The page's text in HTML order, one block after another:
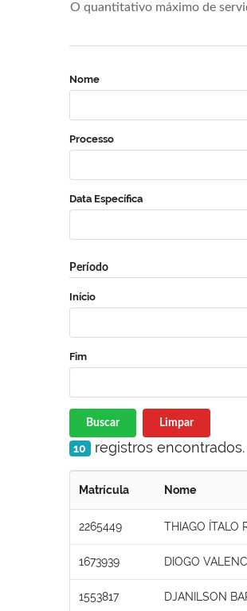
O quantitativo máximo de
Nome
Processo
Data Específica
Período
Início
Fim
Buscar Limpar
10 registros encontrados.
Matrícula Nome
2265449 THIAGO ÍTALO
1673939 DIOGO
1553817 DJANILSON